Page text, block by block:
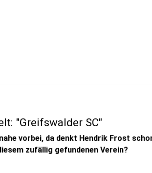
"Greifswalder SC"
vorbei, da denkt Hendrik Frost
zufällig gefundenen Verein?